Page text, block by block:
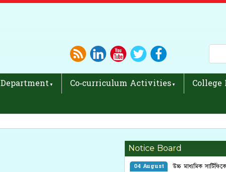
Department Co-curriculum Activities College
Notice Board
04 August উচ্চ মাধ্যমিক